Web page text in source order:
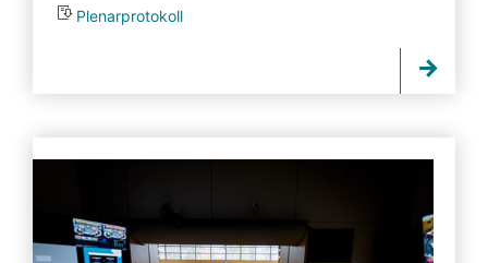
Plenarprotokoll